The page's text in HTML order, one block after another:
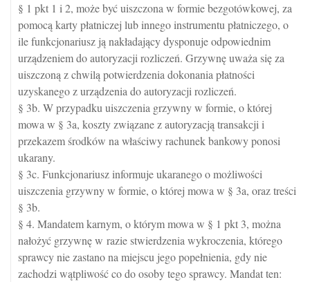
§ 1 pkt 1 i 2, może być uiszczona w formie bezgotówkowej, za
pomocą karty płatniczej lub innego instrumentu płatniczego, o
ile funkcjonariusz ją nakładający dysponuje odpowiednim
urządzeniem do autoryzacji rozliczeń. Grzywnę uważa się za
uiszczoną z chwilą potwierdzenia dokonania płatności
uzyskanego z urządzenia do autoryzacji rozliczeń.
§ 3b. W przypadku uiszczenia grzywny w formie, o której
mowa w § 3a, koszty związane z autoryzacją transakcji i
przekazem środków na właściwy rachunek bankowy ponosi
ukarany.
§ 3c. Funkcjonariusz informuje ukaranego o możliwości
uiszczenia grzywny w formie, o której mowa w § 3a, oraz treści
§ 3b.
§ 4. Mandatem karnym, o którym mowa w § 1 pkt 3, można
nałożyć grzywnę w razie stwierdzenia wykroczenia, którego
sprawcy nie zastano na miejscu jego popełnienia, gdy nie
zachodzi wątpliwość co do osoby tego sprawcy. Mandat ten: